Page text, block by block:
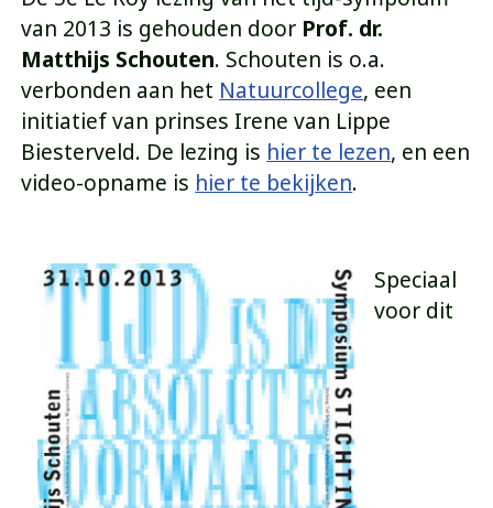
van 2013 is gehouden door Prof. dr.
Matthijs Schouten. Schouten is o.a.
verbonden aan het Natuurcollege, een
initiatief van prinses Irene van Lippe
Biesterveld. De lezing is hier te lezen, en een
video-opname is hier te bekijken.
Speciaal
voor dit